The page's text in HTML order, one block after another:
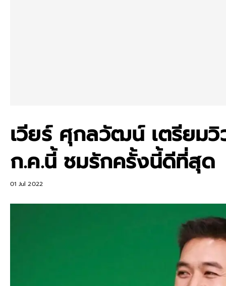
เวียร์ ศุกลวัฒน์ เตรียม
ก.ค.นี้ ชมรักครั้งนี้ดีที่สุด
01 Jul 2022